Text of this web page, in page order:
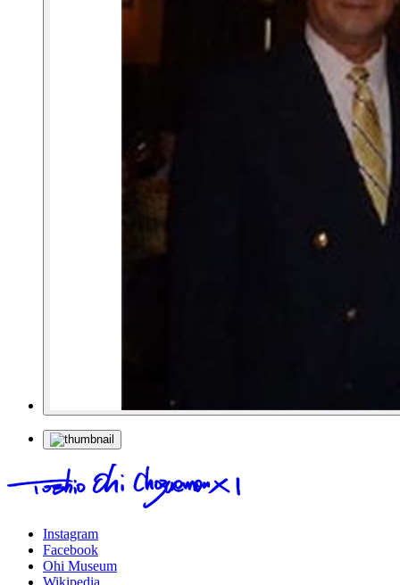
Instagram
Facebook
Ohi Museum
Wikipedia